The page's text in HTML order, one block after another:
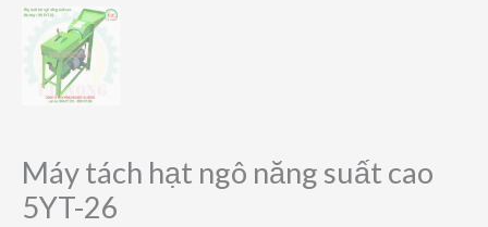
Máy tách hạt ngô năng suất cao
5YT-26